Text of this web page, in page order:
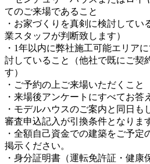
てのご来場であること
・お家づくりを真剣に検討してい
業スタッフが判断致します）
・1年以内に弊社施工可能エリア
討していること（他社で既にご契
す）
・ご予約の上ご来場いただくこと
・来場後アンケートにすべてお答
・モデルハウスのご案内と同日
審査申込記入が引換条件となりま
・全額自己資金での建築をご予
掲示ください。
・身分証明書（運転免許証・健康